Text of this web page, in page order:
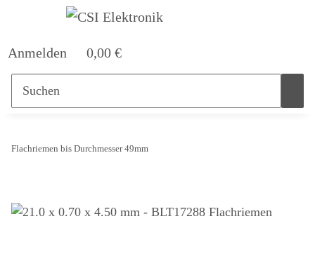
Anmelden 0,00 €
Flachriemen bis Durchmesser 49mm